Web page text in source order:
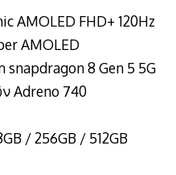
AMOLED FHD+ 120Hz
AMOLED
8 Gen 5 5G
Adreno 740
/ 256GB / 512GB